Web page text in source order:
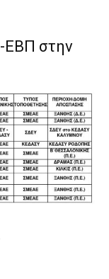
ΕΒΠ στην